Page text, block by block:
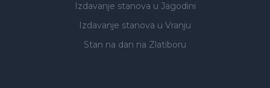
Izdavanje stanova u Jagodini
Izdavanje stanova u Vranju
Stan na dan na Zlatiboru